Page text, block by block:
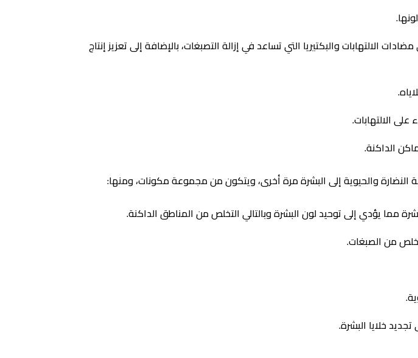
والبكتيريا التي تساعد في إزالة التصبغات، بالإضافة إلى تعزيز إنتاج
الالتهابات.
الداكنة.
النضارة والحيوية إلى البشرة مرة أخرى، ويتكون من مجموعة مكونات، ومنها:
مما يؤدي إلى توحيد لون البشرة وبالتالي التخلص من المناطق الداكنة.
من الصبغات.
خلايا البشرة.